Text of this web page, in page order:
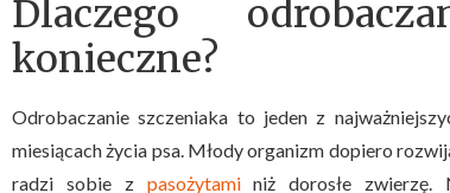
Dlaczego
konieczne?
Odrobaczanie szczeniaka to jeden z
miesiącach życia psa. Młody organizm dopiero
radzi sobie z pasożytaminiż dorosłe zwierzę.